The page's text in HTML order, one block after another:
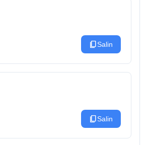
content_copySalin
content_copySalin